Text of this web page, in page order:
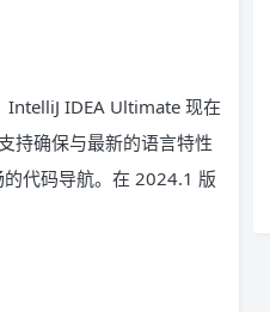
IntelliJ IDEA Ultimate 现在
持确保与最新的语言特性
代码导航。在 2024.1 版